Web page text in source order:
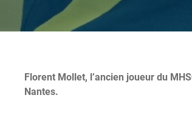
Florent Mollet, l’ancien joueur du
Nantes.